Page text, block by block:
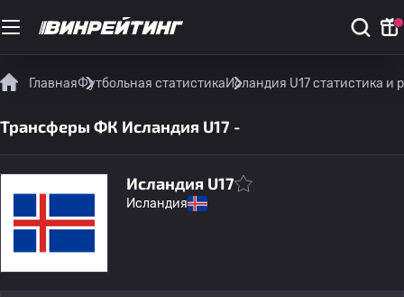
ГлавнаяФутбольная статистикаИсландия U17 статистика и
Трансферы ФК Исландия U17 -
Исландия U17
Исландия